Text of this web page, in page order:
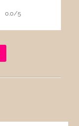
0.0/5